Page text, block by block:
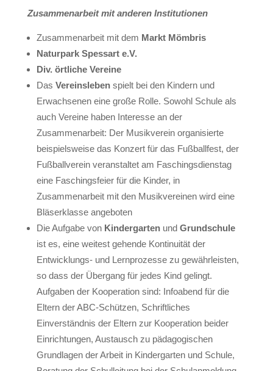
Zusammenarbeit mit anderen Institutionen
Zusammenarbeit mit dem Markt Mömbris
Naturpark Spessart e.V.
Div. örtliche Vereine
Das Vereinslebenspielt bei den Kindern und
Erwachsenen eine große Rolle. Sowohl Schule als
auch Vereine haben Interesse an der
Zusammenarbeit: Der Musikverein organisierte
beispielsweise das Konzert für das Fußballfest, der
Fußballverein veranstaltet am Faschingsdienstag
eine Faschingsfeier für die Kinder, in
Zusammenarbeit mit den Musikvereinen wird eine
Bläserklasse angeboten
Die Aufgabe von Kindergartenund Grundschule
ist es, eine weitest gehende Kontinuität der
Entwicklungs- und Lernprozesse zu gewährleisten,
so dass der Übergang für jedes Kind gelingt.
Aufgaben der Kooperation sind: Infoabend für die
Eltern der ABC-Schützen, Schriftliches
Einverständnis der Eltern zur Kooperation beider
Einrichtungen, Austausch zu pädagogischen
Grundlagen der Arbeit in Kindergarten und Schule,